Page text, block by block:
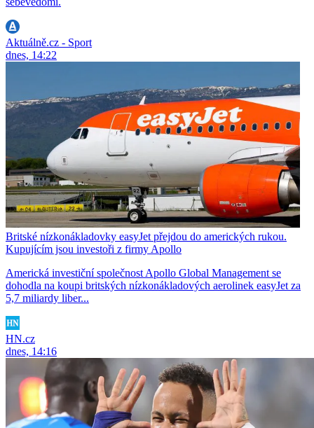
Aktuálně.cz - Sport
dnes, 14:22
Britské nízkonákladovky easyJet přejdou do amerických rukou.
Kupujícím jsou investoři z firmy Apollo
Americká investiční společnost Apollo Global Management se
dohodla na koupi britských nízkonákladových aerolinek easyJet za
5,7 miliardy liber...
HN.cz
dnes, 14:16